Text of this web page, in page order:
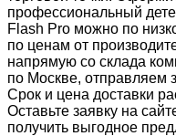
профессиональный
Flash Pro можно по
по ценам от
напрямую со склада
по Москве, отправляем
Срок и цена доставки
Оставьте заявку на
получить выгодное